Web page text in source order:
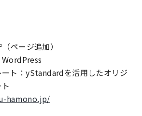
ページ追加）
ト：yStandardを活用したオリジ
hamono.jp/